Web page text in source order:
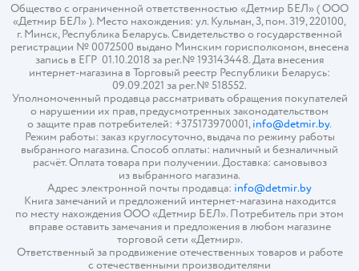
Общество с ограниченной ответственностью «Детмир БЕЛ» ( ООО
«Детмир БЕЛ» ). Место нахождения: ул. Кульман, 3, пом. 319, 220100,
г. Минск, Республика Беларусь. Свидетельство о государственной
регистрации № 0072500 выдано Минским горисполкомом, внесена
запись в ЕГР 01.10.2018 за рег.№ 193143448. Дата внесения
интернет-магазина в Торговый реестр Республики Беларусь:
09.09.2021 за рег.№ 518552.
Уполномоченный продавца рассматривать обращения покупателей
о нарушении их прав, предусмотренных законодательством
о защите прав потребителей: +375173970001,info@detmir.by.
Режим работы: заказ круглосуточно, выдача по режиму работы
выбранного магазина. Способ оплаты: наличный и безналичный
расчёт. Оплата товара при получении. Доставка: самовывоз
из выбранного магазина.
Адрес электронной почты продавца: info@detmir.by
Книга замечаний и предложений интернет-магазина находится
по месту нахождения ООО «Детмир БЕЛ». Потребитель при этом
вправе оставить замечания и предложения в любом магазине
торговой сети «Детмир».
Ответственный за продвижение отечественных товаров и работе
с отечественными производителями